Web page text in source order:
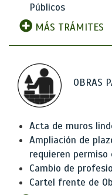
Públicos
MÁS TRÁMITES
OBRAS
Acta de muros
Ampliación de
requieren
Cambio de
Cartel frente de